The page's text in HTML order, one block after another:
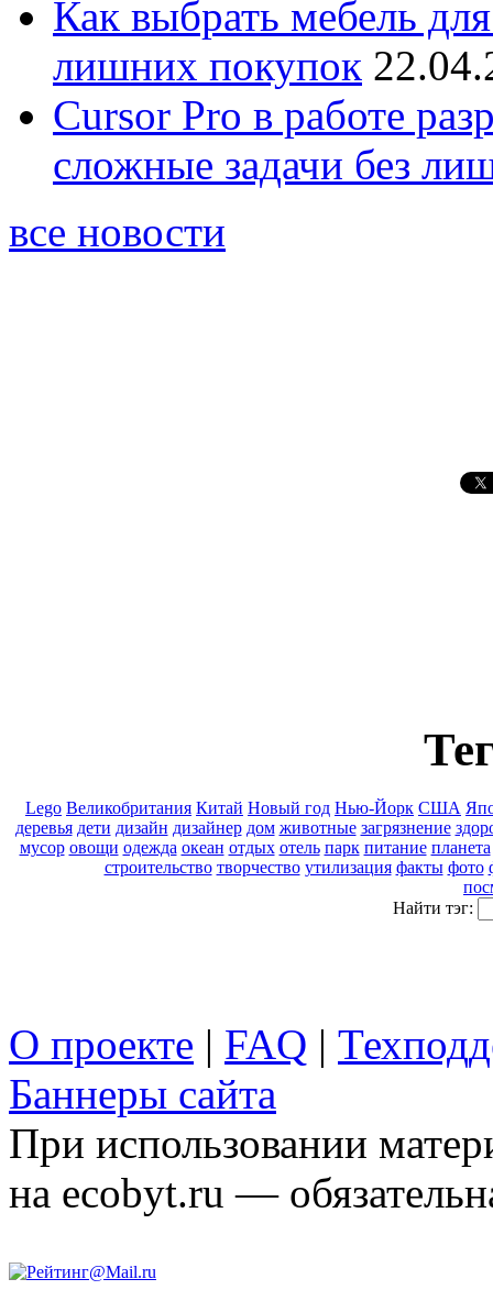
Как выбрать мебель
лишних покупок
Cursor Pro в работе
сложные задачи без
все новости
Lego Великобритания Китай Новый год Нью-Йорк США
деревья дети дизайн дизайнер дом животные загрязнение
мусор овощи одежда океан отдых отель парк питание планета
строительство творчество утилизация факты фото
Найти тэг:
О проекте | FAQ |
Баннеры сайта
При использовании
на ecobyt.ru —